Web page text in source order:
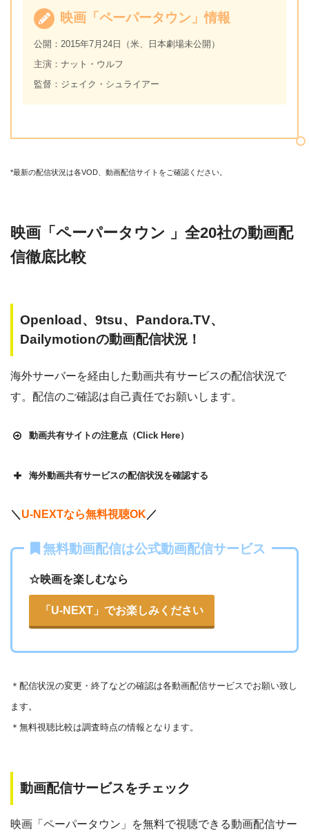
映画「ペーパータウン」情報
公開：2015年7月24日（米、日本劇場未公開）
主演：ナット・ウルフ
監督：ジェイク・シュライアー
*最新の配信状況は各VOD、動画配信サイトをご確認ください。
映画「ペーパータウン 」全20社の動画配
信徹底比較
Openload、9tsu、Pandora.TV、
Dailymotionの動画配信状況！
海外サーバーを経由した動画共有サービスの配信状況で
す。配信のご確認は自己責任でお願いします。
動画共有サイトの注意点（Click Here）
イトで配信されている動画は、著作権法や象徴権を侵害して
感染によるスマホ・パソコントラブルの原因となります。
こうした動画共有サイトでの動画の視聴は控える事をおすす
めします。
照）
物情報センター」と「日本民間放送連盟
きます。
海外動画共有サービスの配信状況を確認する
各動画共有サイトを実際に確認する
▶︎Openload(アクセスブロック中）
▶︎9tsu
＼ U-NEXTなら無料視聴OK ／
無料動画配信は公式動画配信サービス
☆映画を楽しむなら
「U-NEXT」でお楽しみください
＊ 配信状況の変更・終了などの確認は各動画配信サービスでお願い致し
ます。
＊無料視聴比較は調査時点の情報となります。
動画配信サービスをチェック
映画「ペーパータウン」を無料で視聴できる動画配信サー